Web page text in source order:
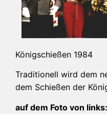
König­schie­ßen 1984
Tra­di­tio­nell wird dem
dem Schie­ßen der
auf dem Foto von links: